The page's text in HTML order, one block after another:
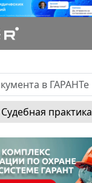
Судебная практика